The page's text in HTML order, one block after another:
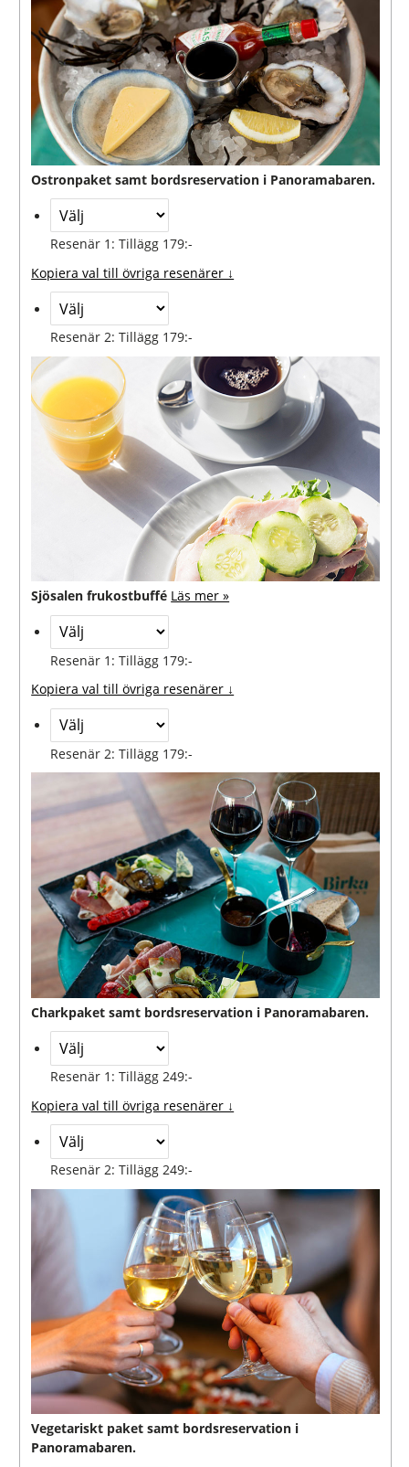
Ostronpaket samt bordsreservation i Panoramabaren.
Resenär 1: Tillägg 179:-
Kopiera val till övriga resenärer ↓
Resenär 2: Tillägg 179:-
Sjösalen frukostbuffé Läs mer »
Resenär 1: Tillägg 179:-
Kopiera val till övriga resenärer ↓
Resenär 2: Tillägg 179:-
Charkpaket samt bordsreservation i Panoramabaren.
Resenär 1: Tillägg 249:-
Kopiera val till övriga resenärer ↓
Resenär 2: Tillägg 249:-
Vegetariskt paket samt bordsreservation i
Panoramabaren.